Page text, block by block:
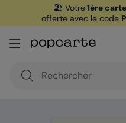
🏖️ Votre1ère
offerte avec le code